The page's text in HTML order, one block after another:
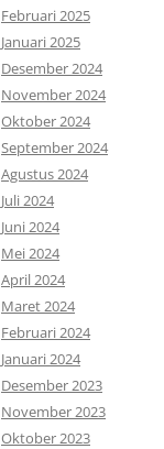
Februari 2025
Januari 2025
Desember 2024
November 2024
Oktober 2024
September 2024
Agustus 2024
Juli 2024
Juni 2024
Mei 2024
April 2024
Maret 2024
Februari 2024
Januari 2024
Desember 2023
November 2023
Oktober 2023